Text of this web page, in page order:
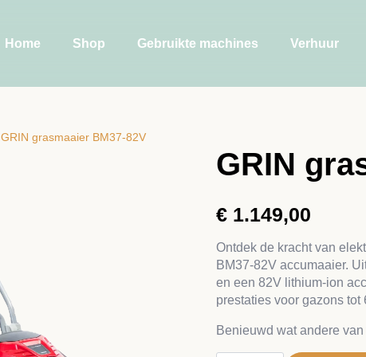
Home Shop Gebruikte machines Verhuur
GRIN grasmaaier BM37-82V
GRIN
€ 1.149,00
Ontdek de kracht van
BM37-82V accumaaier.
en een 82V lithium-ion
prestaties voor gazons tot
Benieuwd wat andere